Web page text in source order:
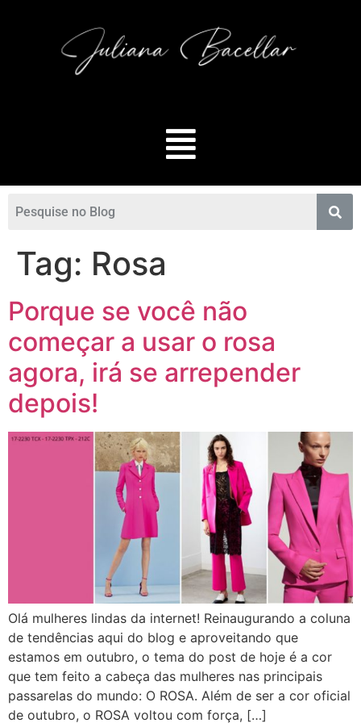
Tag: Rosa
Porque se você não
começar a usar o rosa
agora, irá se arrepender
depois!
Olá mulheres lindas da internet! Reinaugurando a coluna
de tendências aqui do blog e aproveitando que
estamos em outubro, o tema do post de hoje é a cor
que tem feito a cabeça das mulheres nas principais
passarelas do mundo: O ROSA. Além de ser a cor oficial
de outubro, o ROSA voltou com força, […]